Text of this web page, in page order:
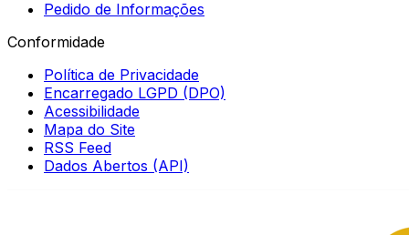
Pedido de Informações
Conformidade
Política de Privacidade
Encarregado LGPD (DPO)
Acessibilidade
Mapa do Site
RSS Feed
Dados Abertos (API)